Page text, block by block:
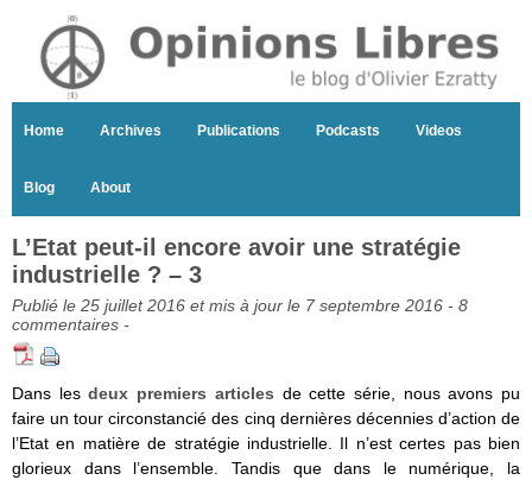
Home Archives Publications Podcasts Videos
Blog About
L’Etat peut-il encore avoir une stratégie
industrielle ? – 3
Publié le 25 juillet 2016 et mis à jour le 7 septembre 2016 - 8
commentaires -
Dans lesdeux premiers articles de cette série, nous avons pu
faire un tour circonstancié des cinq dernières décennies d’action de
l’Etat en matière de stratégie industrielle. Il n’est certes pas bien
glorieux dans l’ensemble. Tandis que dans le numérique, la